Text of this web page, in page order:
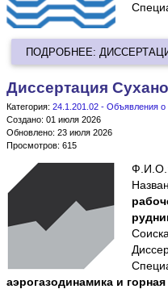
ПОДРОБНЕЕ:
Диссертация
Категория: 24.1.201.02 - Объявления о
Создано: 01 июля 2026
Обновлено: 23 июля 2026
Просмотров: 615
аэрогазодинамика и